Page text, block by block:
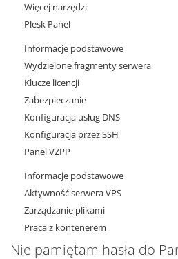
Więcej narzędzi
Plesk Panel
Informacje podstawowe
Wydzielone fragmenty serwera
Klucze licencji
Zabezpieczanie
Konfiguracja usług DNS
Konfiguracja przez SSH
Panel VZPP
Informacje podstawowe
Aktywność serwera VPS
Zarządzanie plikami
Praca z kontenerem
Nie pamiętam hasła do